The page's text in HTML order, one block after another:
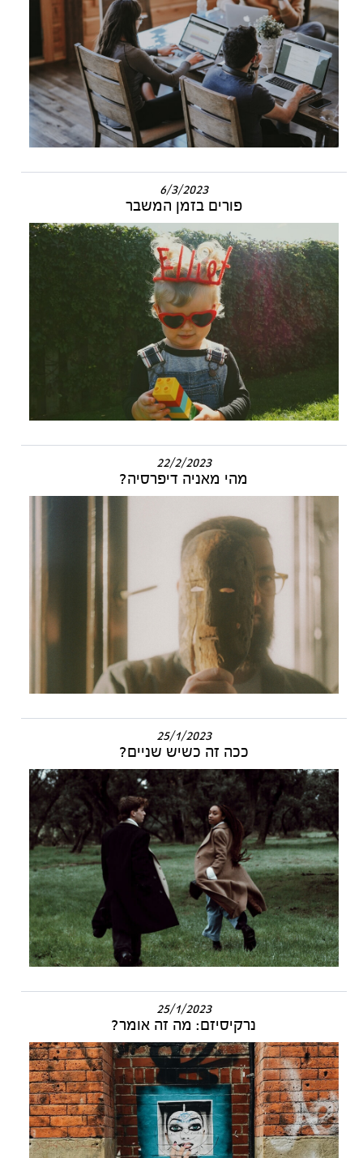
6/3/2023
פורים בזמן המשבר
22/2/2023
מהי מאניה דיפרסיה?
25/1/2023
ככה זה כשיש שניים?
25/1/2023
נרקיסיזם: מה זה אומר?